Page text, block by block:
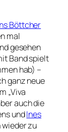
Böttcher
mal
gesehen
Band spielt
hab) –
ganz neue
„Viva
auch die
undInes
zu